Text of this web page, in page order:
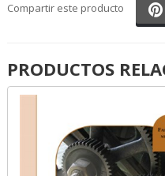
Compartir este producto
PRODUCTOS